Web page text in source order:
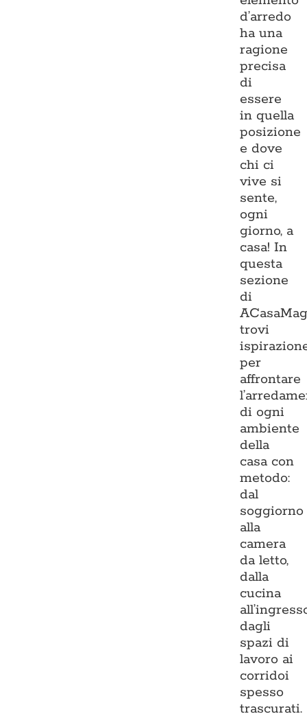
d’arredo
ha una
ragione
precisa
di
essere
in quella
posizione
e dove
chi ci
vive si
sente,
ogni
giorno, a
casa! In
questa
sezione
di
trovi
per
affrontare
di ogni
ambiente
della
casa con
metodo:
dal
soggiorno
alla
camera
da letto,
dalla
cucina
dagli
spazi di
lavoro ai
corridoi
spesso
trascurati.